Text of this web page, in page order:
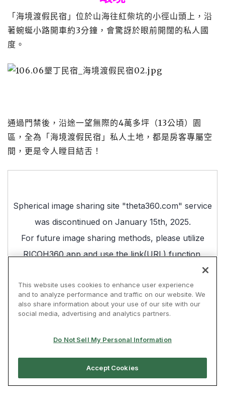
「海境渡假民宿」位於山海往紅柴坑的小徑山頭上，沿
著蜿蜒小路開車約3分鐘，會驚訝於眼前開闊的私人國
度。
通過門禁後，沿途一望無際的4萬多坪（13公頃）園
區，全為「海境渡假民宿」私人土地，都是房客專屬空
間，更是令人瞠目結舌！